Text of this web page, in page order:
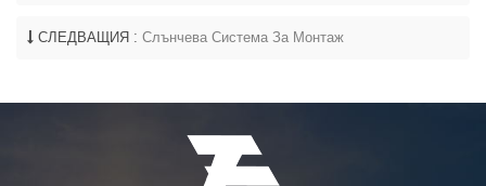
СЛЕДВАЩИЯ : Слънчева Система За Монтаж